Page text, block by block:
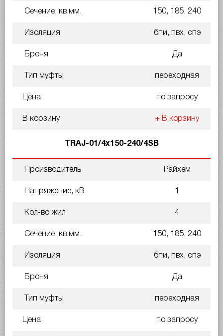
Сечение, кв.мм. 150, 185, 240
Изоляция бпи, пвх, спэ
Броня Да
Тип муфты переходная
Цена по запросу
В корзину + В корзину
TRAJ-01/4x150-240/4SB
Производитель Райхем
Напряжение, кВ 1
Кол-во жил 4
Сечение, кв.мм. 150, 185, 240
Изоляция бпи, пвх, спэ
Броня Да
Тип муфты переходная
Цена по запросу